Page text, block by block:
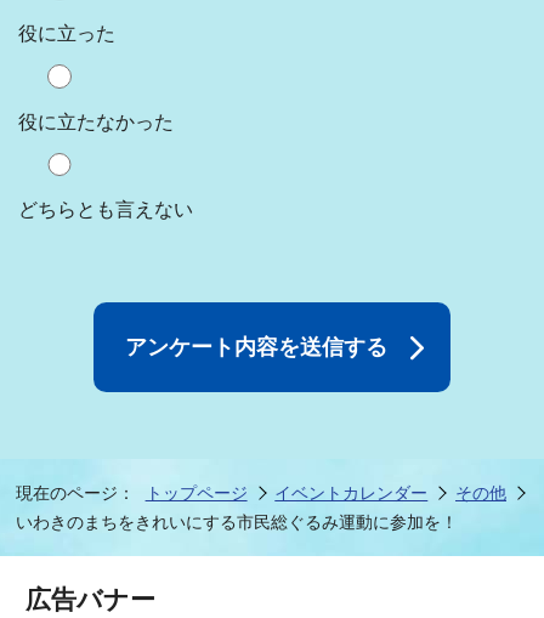
役に立った
役に立たなかった
どちらとも言えない
現在のページ： トップページ イベントカレンダー
その他
いわきのまちをきれいにする市民総ぐるみ運動に参加を！
広告バナー